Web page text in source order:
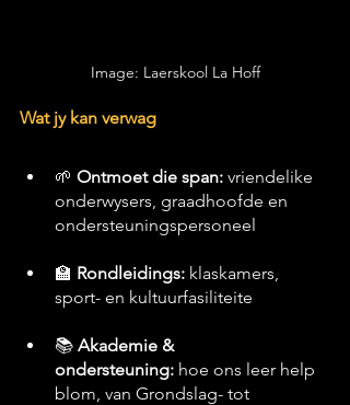
Image: Laerskool La Hoff
Wat jy kan verwag
🌱 Ontmoet die span: vriendelike
onderwysers, graadhoofde en
ondersteuningspersoneel
🏫 Rondleidings: klaskamers,
sport- en kultuurfasiliteite
📚 Akademie &
ondersteuning: hoe ons leer help
blom, van Grondslag- tot